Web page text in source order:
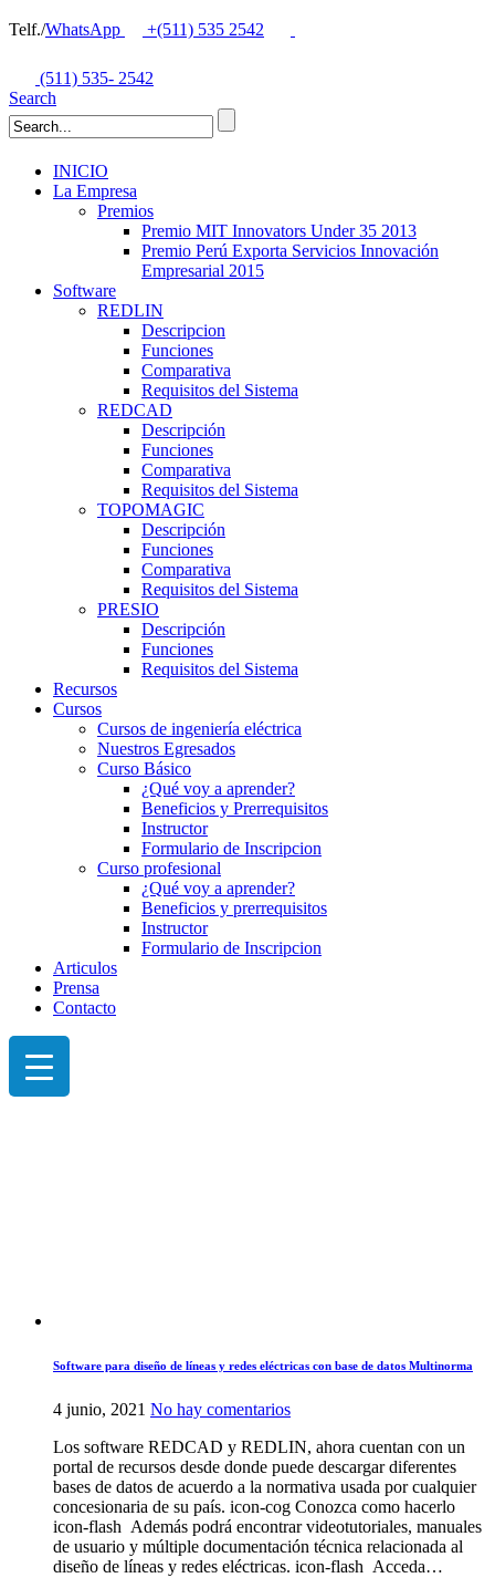
Telf./WhatsApp +(511) 535 2542
(511) 535- 2542
Search
INICIO
La Empresa
Premios
Premio MIT Innovators Under 35 2013
Premio Perú Exporta Servicios Innovación
Empresarial 2015
Software
REDLIN
Descripcion
Funciones
Comparativa
Requisitos del Sistema
REDCAD
Descripción
Funciones
Comparativa
Requisitos del Sistema
TOPOMAGIC
Descripción
Funciones
Comparativa
Requisitos del Sistema
PRESIO
Descripción
Funciones
Requisitos del Sistema
Recursos
Cursos
Cursos de ingeniería eléctrica
Nuestros Egresados
Curso Básico
¿Qué voy a aprender?
Beneficios y Prerrequisitos
Instructor
Formulario de Inscripcion
Curso profesional
¿Qué voy a aprender?
Beneficios y prerrequisitos
Instructor
Formulario de Inscripcion
Articulos
Prensa
Contacto
Software para diseño de líneas y redes eléctricas con base de datos Multinorma
4 junio, 2021 No hay comentariosen
para
diseño
de
líneas
y
redes
eléctricas
Los software REDCAD y REDLIN, ahora cuentan con un
portal de recursos desde donde puede descargar diferentes
bases de datos de acuerdo a la normativa usada por cualquier
concesionaria de su país. icon-cog Conozca como hacerlo
icon-flash Además podrá encontrar videotutoriales, manuales
de usuario y múltiple documentación técnica relacionada al
diseño de líneas y redes eléctricas. icon-flash Acceda…